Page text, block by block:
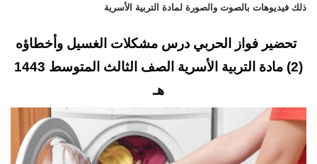
ذلك فيديوهات بالصوت والصورة لمادة التربية الأسرية
تحضير فواز الحربي درس مشكلات الغسيل وأخطاؤه
(2) مادة التربية الأسرية الصف الثالث المتوسط 1443
هـ